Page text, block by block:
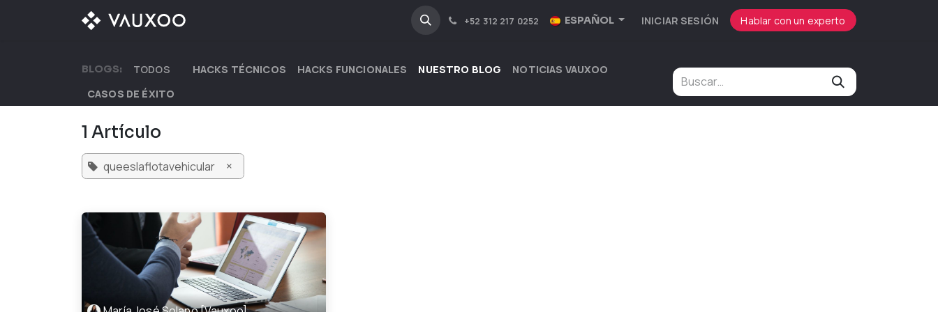
INDUSTRIAS +52 312 217 0252 ESPAÑOL INICIAR SESIÓN Hablar con un experto
BLOGS: TODOS HACKS TÉCNICOS HACKS FUNCIONALES NUESTRO BLOG
NOTICIAS VAUXOO
CASOS DE ÉXITO
1 Artículo
queeslaflotavehicular ×